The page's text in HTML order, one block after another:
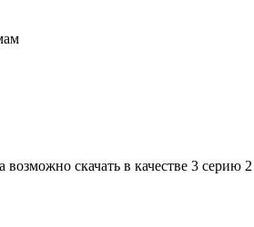
скачать в качестве 3 серию 2